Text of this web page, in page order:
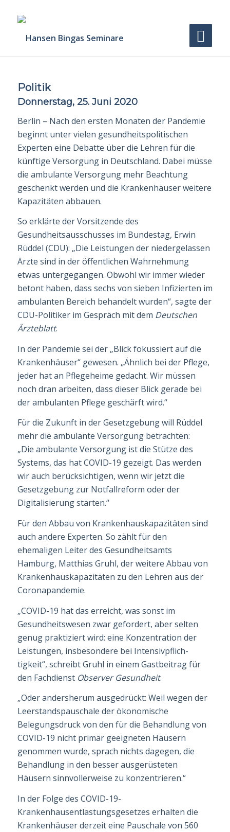
Politik
Donnerstag, 25. Juni 2020
Berlin – Nach den ersten Monaten der Pandemie
beginnt unter vielen gesundheitspoliti­schen
Experten eine Debatte über die Lehren für die
künftige Versorgung in Deutschland. Dabei müsse
die ambulante Versorgungmehr Beachtung
geschenkt werden und die Kran­kenhäuser weitere
Kapazitäten abbauen.
So erklärte der Vorsitzende des
Gesundheitsausschusses im Bundestag, Erwin
Rüddel (CDU): „Die Leistungen der niedergelassen
Ärzte sind in der öffentlichen Wahrnehmung
etwas untergegangen. Obwohl wir immer wieder
betont haben, dass sechs von sieben Infizierten im
ambulanten Bereich behandelt wurden“, sagte der
CDU-Politiker im Ge­spräch mit dem Deutschen
Ärzteblatt.
In der Pandemie sei der „Blick fokussiert auf die
Krankenhäuser“ gewesen. „Ähnlich bei der Pflege,
jeder hat an Pflegeheime gedacht. Wir müssen
noch dran arbeiten, dass dieser Blick gerade bei
der ambulanten Pflege geschärft wird.“
Für die Zukunft in der Gesetzgebung will Rüddel
mehr die ambulante Versorgungbe­trach­­ten:
„Die ambulante Versorgungist die Stütze des
Systems, das hat COVID-19 ge­zeigt. Das werden
wir auch berücksichtigen, wenn wir jetzt die
Gesetzgebung zur Notfall­reform oder der
Digitalisierung starten.“
Für den Abbau von Krankenhauskapazitäten sind
auch andere Experten. So zählt für den
ehemaligen Leiter des Gesundheitsamts
Hamburg, Matthias Gruhl, der weitere Abbau von
Krankenhauskapazitäten zu den Lehren aus der
Coronapandemie.
„COVID-19 hat das erreicht, was sonst im
Gesundheitswesen zwar gefordert, aber selten
genug praktiziert wird: eine Konzentration der
Leistungen, insbesondere bei Intensiv­pflich­
tigkeit“, schreibt Gruhl in einem Gastbeitrag für
den Fachdienst Observer Gesundheit.
„Oder andersherum ausgedrückt: Weil wegen der
Leerstandspauschale der ökonomische
Belegungsdruck von den für die Behandlung von
COVID-19 nicht primär geeigneten Häu­sern
genommen wurde, sprach nichts dagegen, die
Behandlung in den besser ausgerüste­ten
Häusern sinnvollerweise zu konzentrieren.“
In der Folge des COVID-19-
Krankenhausentlastungsgesetzes erhalten die
Krankenhäuser derzeit eine Pauschale von 560